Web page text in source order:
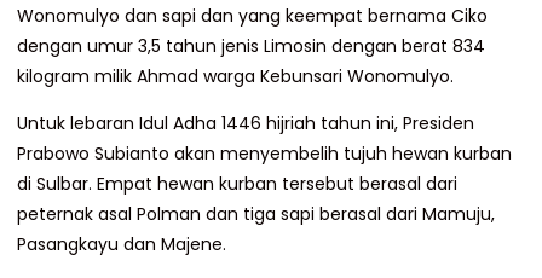
Wonomulyo dan sapi dan yang keempat bernama Ciko
dengan umur 3,5 tahun jenis Limosin dengan berat 834
kilogram milik Ahmad warga Kebunsari Wonomulyo.
Untuk lebaran Idul Adha 1446 hijriah tahun ini, Presiden
Prabowo Subianto akan menyembelih tujuh hewan kurban
di Sulbar. Empat hewan kurban tersebut berasal dari
peternak asal Polman dan tiga sapi berasal dari Mamuju,
Pasangkayu dan Majene.